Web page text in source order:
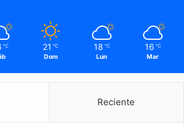
℃ 21 ℃
Dom
18 ℃
Lun
16 ℃
Mar
Reciente